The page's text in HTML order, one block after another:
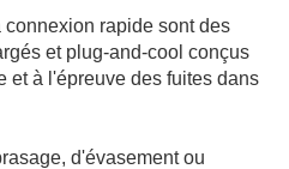
connexion rapide sont des
et plug-and-cool conçus
et à l'épreuve des fuites dans
d'évasement ou